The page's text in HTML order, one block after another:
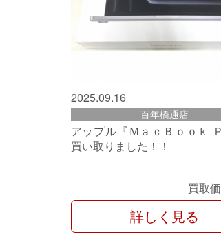
2025.09.16
百年橋通店
アップル『ＭａｃＢｏｏｋ
買い取りました！！
買取
詳しく見る